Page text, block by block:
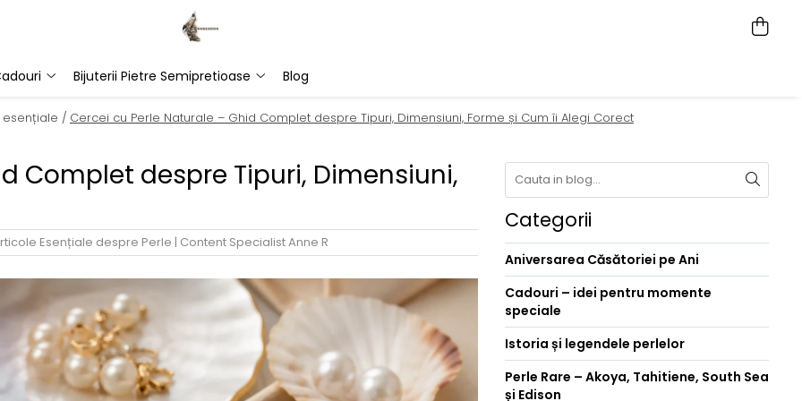
Bijuterii Pietre Semipretioase Blog
esențiale / Cercei cu Perle Naturale – Ghid Complet despre Tipuri, Dimensiuni, Forme și Cum îi Alegi Corect
Complet despre Tipuri, Dimensiuni,
Esențiale despre Perle | Content Specialist Anne R
Categorii
Aniversarea Căsătoriei pe Ani
Cadouri – idei pentru momente
speciale
Istoria și legendele perlelor
Perle Rare – Akoya, Tahitiene, South Sea
și Edison